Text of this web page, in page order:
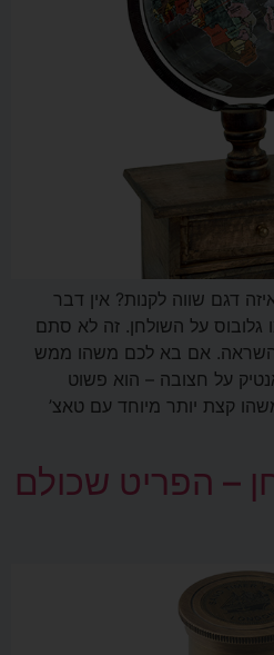
דגם שווה לקנות? אין דבר
גלובוס על השולחן. זה לא סתם
השראה. אם בא לכם משהו ממש
על חצובה – הוא פשוט
קצת יותר מיוחד עם טאצ’
– הפריט שכולם